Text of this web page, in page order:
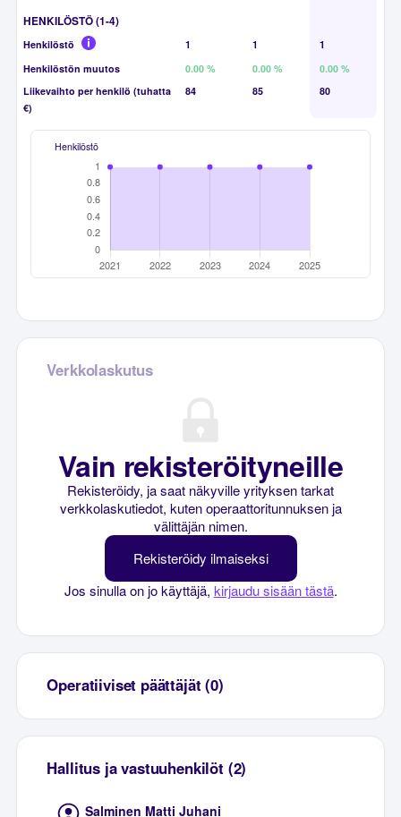
HENKILÖSTÖ (1-4)
Henkilöstö 1 1
1
Henkilöstön muutos
0.00 % 0.00 %
0.00 %
Liikevaihto per henkilö (tuhatta
€)
84 85 80
Henkilöstö
Verkkolaskutus
Vain rekisteröityneille
Rekisteröidy, ja saat näkyville yrityksen tarkat
verkkolaskutiedot, kuten operaattoritunnuksen ja
välittäjän nimen.
Rekisteröidy ilmaiseksi
Jos sinulla on jo käyttäjä, kirjaudu sisään tästä.
Operatiiviset päättäjät (0)
Hallitus ja vastuuhenkilöt (2)
Salminen Matti Juhani